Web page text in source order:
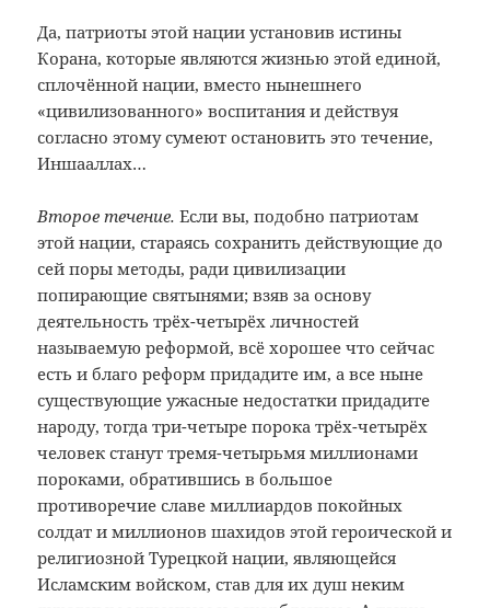
Да, патриоты этой нации установив истины
Корана, которые являются жизнью этой единой,
сплочённой нации, вместо нынешнего
«цивилизованного» воспитания и действуя
согласно этому сумеют остановить это течение,
Иншааллах…
Второе течение. Если вы, подобно патриотам
этой нации, стараясь сохранить действующие до
сей поры методы, ради цивилизации
попирающие святынями; взяв за основу
деятельность трёх-четырёх личностей
называемую реформой, всё хорошее что сейчас
есть и благо реформ придадите им, а все ныне
существующие ужасные недостатки придадите
народу, тогда три-четыре порока трёх-четырёх
человек станут тремя-четырьмя миллионами
пороками, обратившись в большое
противоречие славе миллиардов покойных
солдат и миллионов шахидов этой героической и
религиозной Турецкой нации, являющейся
Исламским войском, став для их душ неким